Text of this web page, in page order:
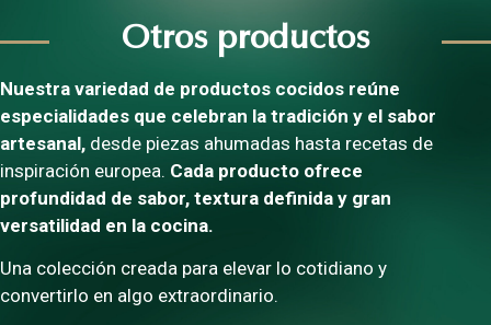
Otros productos
Nuestra variedad de productos cocidos reúne
especialidades que celebran la tradición y el sabor
artesanal, desde piezas ahumadas hasta recetas de
inspiración europea. Cada producto ofrece
profundidad de sabor, textura definida y gran
versatilidad en la cocina.
Una colección creada para elevar lo cotidiano y
convertirlo en algo extraordinario.